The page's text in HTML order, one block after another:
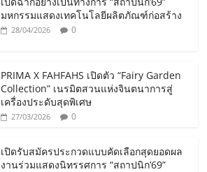
มหกรรมแสดงเทคโนโลยีผลิตภัณฑ์ก่อสร้าง
28/04/2026 0
PRIMA X FAHFAHS เปิดตัว “Fairy Garden
Collection” เนรมิตสวนแห่งจินตนาการสู่
เครื่องประดับสุดพิเศษ
27/03/2026 0
เปิดรับสมัครประกวดแบบคัดเลือกสุดยอดผล
งานร่วมแสดงนิทรรศการ “สถาปนิก’69”